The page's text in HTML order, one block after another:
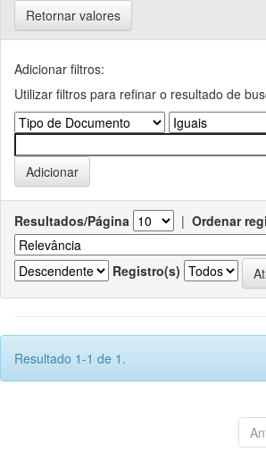
Retornar valores
Adicionar filtros:
Utilizar filtros para refinar o resultado de
Resultados/Página | Ordenar
Registro(s)
Resultado 1-1 de 1.